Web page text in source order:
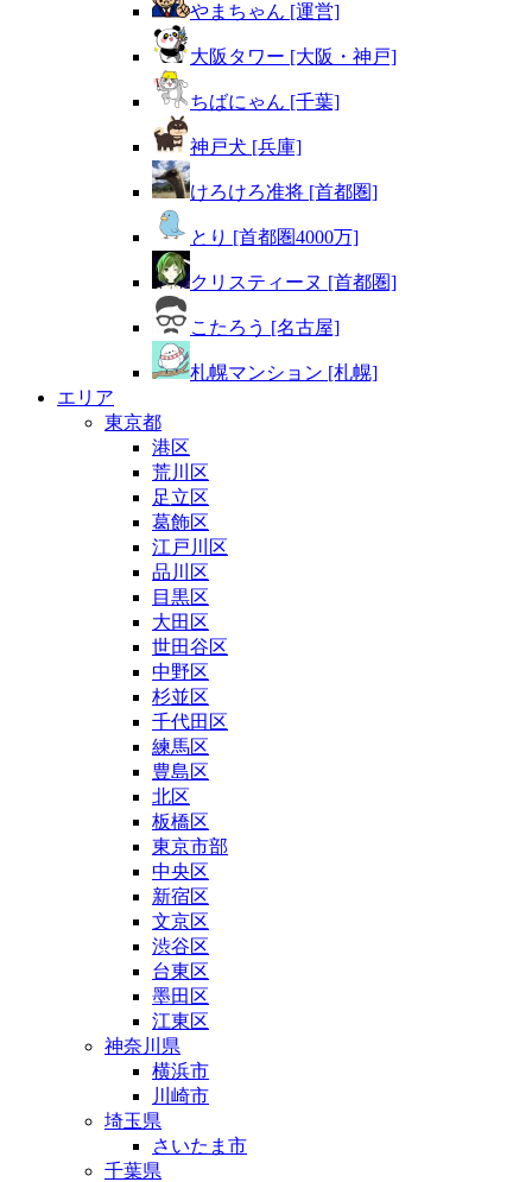
やまちゃん [運営]
大阪タワー [大阪・神戸]
ちばにゃん [千葉]
神戸犬 [兵庫]
けろけろ准将 [首都圏]
とり [首都圏4000万]
クリスティーヌ [首都圏]
こたろう [名古屋]
札幌マンション [札幌]
エリア
東京都
港区
荒川区
足立区
葛飾区
江戸川区
品川区
目黒区
大田区
世田谷区
中野区
杉並区
千代田区
練馬区
豊島区
北区
板橋区
東京市部
中央区
新宿区
文京区
渋谷区
台東区
墨田区
江東区
神奈川県
横浜市
川崎市
埼玉県
さいたま市
千葉県